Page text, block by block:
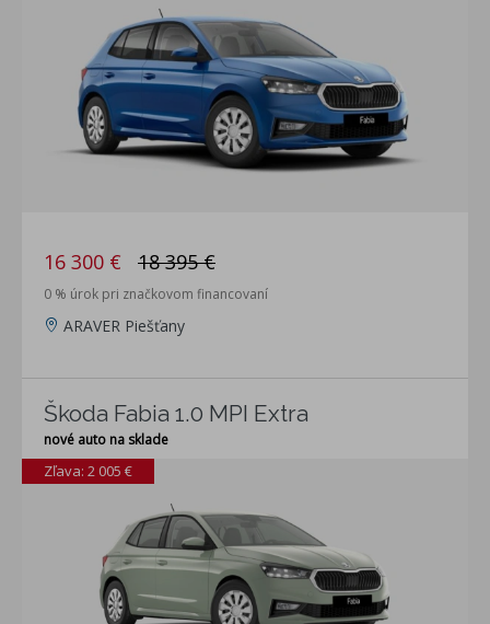
16 300 € 18 395 €
0 % úrok pri značkovom financovaní
ARAVER Piešťany
Škoda Fabia 1.0 MPI Extra
nové auto na sklade
Zľava: 2 005 €